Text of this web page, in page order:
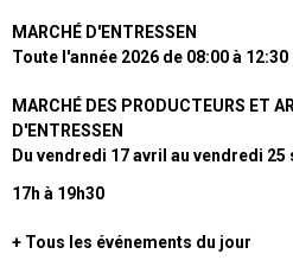
MARCHÉ D'ENTRESSEN
Toute l'année 2026 de 08:00 à 12:30
MARCHÉ DES PRODUCTEURS ET
D'ENTRESSEN
Du vendredi 17 avril au vendredi
17h à 19h30
Tous les événements du jour